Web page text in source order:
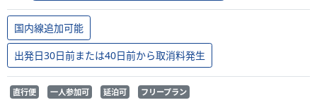
国内線追加可能
出発日30日前または40日前から取消料発生
直行便 一人参加可 延泊可 フリープラン